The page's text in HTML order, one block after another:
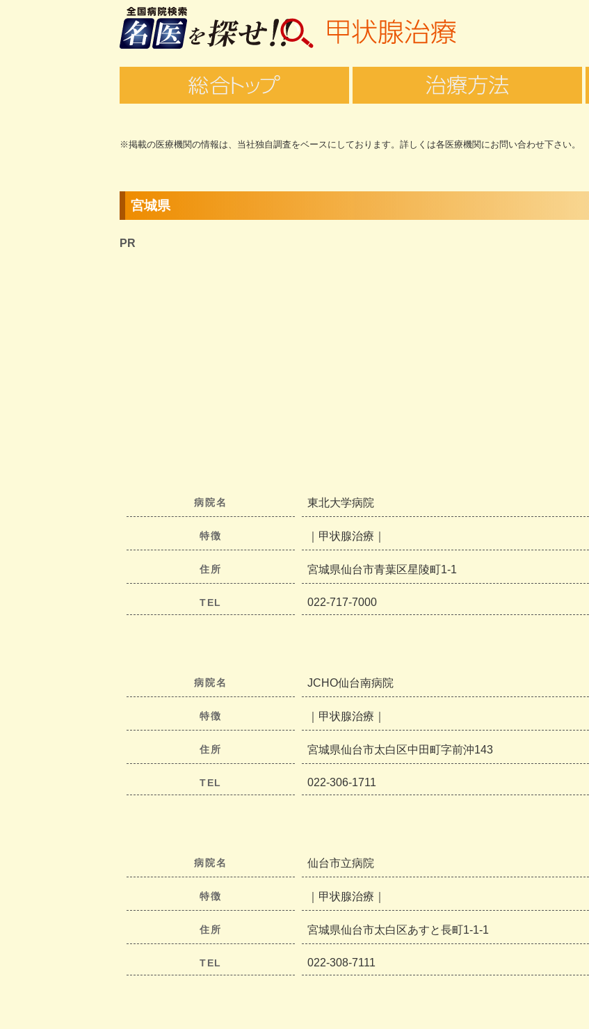
※掲載の医療機関の情報は、当社独自調査をベースにしております。詳しくは各医療機関にお問い合わせ下さい。
宮城県
PR
病院名 東北大学病院
特徴 ｜甲状腺治療｜
住所 宮城県仙台市青葉区星陵町1-1
TEL 022-717-7000
病院名 JCHO仙台南病院
特徴 ｜甲状腺治療｜
住所 宮城県仙台市太白区中田町字前沖143
TEL 022-306-1711
病院名 仙台市立病院
特徴 ｜甲状腺治療｜
住所 宮城県仙台市太白区あすと長町1-1-1
TEL 022-308-7111